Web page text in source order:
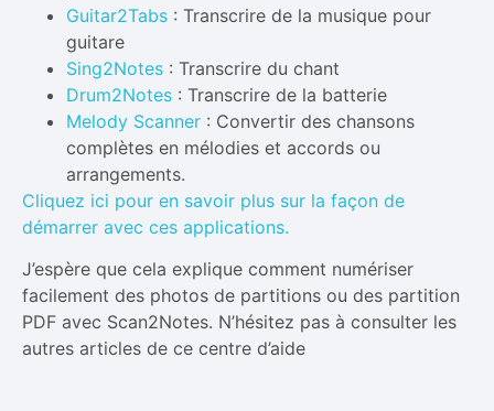
Guitar2Tabs : Transcrire de la musique pour
guitare
Sing2Notes : Transcrire du chant
Drum2Notes : Transcrire de la batterie
Melody Scanner : Convertir des chansons
complètes en mélodies et accords ou
arrangements.
Cliquez ici pour en savoir plus sur la façon de
démarrer avec ces applications.
J’espère que cela explique comment numériser
facilement des photos de partitions ou des partition
PDF avec Scan2Notes. N’hésitez pas à consulter les
autres articles de ce centre d’aide